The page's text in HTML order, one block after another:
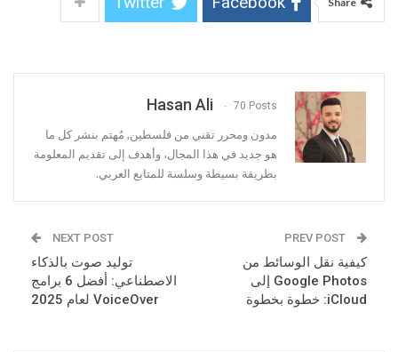
Hasan Ali 70 Posts
مدون ومحرر تقني من فلسطين, مُهتم بنشر كل ما
هو جديد في هذا المجال، وأهدف إلى تقديم المعلومة
بطريقة بسيطة وسلسة للمتابع العربي.
كيفية نقل الوسائط من
Google Photos إلى
iCloud: خطوة بخطوة
NEXT POST
توليد صوت بالذكاء
الاصطناعي: أفضل 6 برامج
VoiceOver لعام 2025